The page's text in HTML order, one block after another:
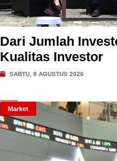
Dari Jumlah
Kualitas Investor
SABTU, 8 AGUSTUS 2026
Market